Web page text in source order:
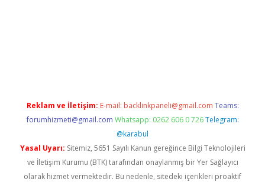
Reklam ve İletişim: E-mail: backlinkpaneli@gmail.com Teams:
forumhizmeti@gmail.com Whatsapp: 0262 606 0 726 Telegram:
@karabul
Yasal Uyarı: Sitemiz, 5651 Sayılı Kanun gereğince Bilgi Teknolojileri
ve İletişim Kurumu (BTK) tarafından onaylanmış bir Yer Sağlayıcı
olarak hizmet vermektedir. Bu nedenle, sitedeki içerikleri proaktif